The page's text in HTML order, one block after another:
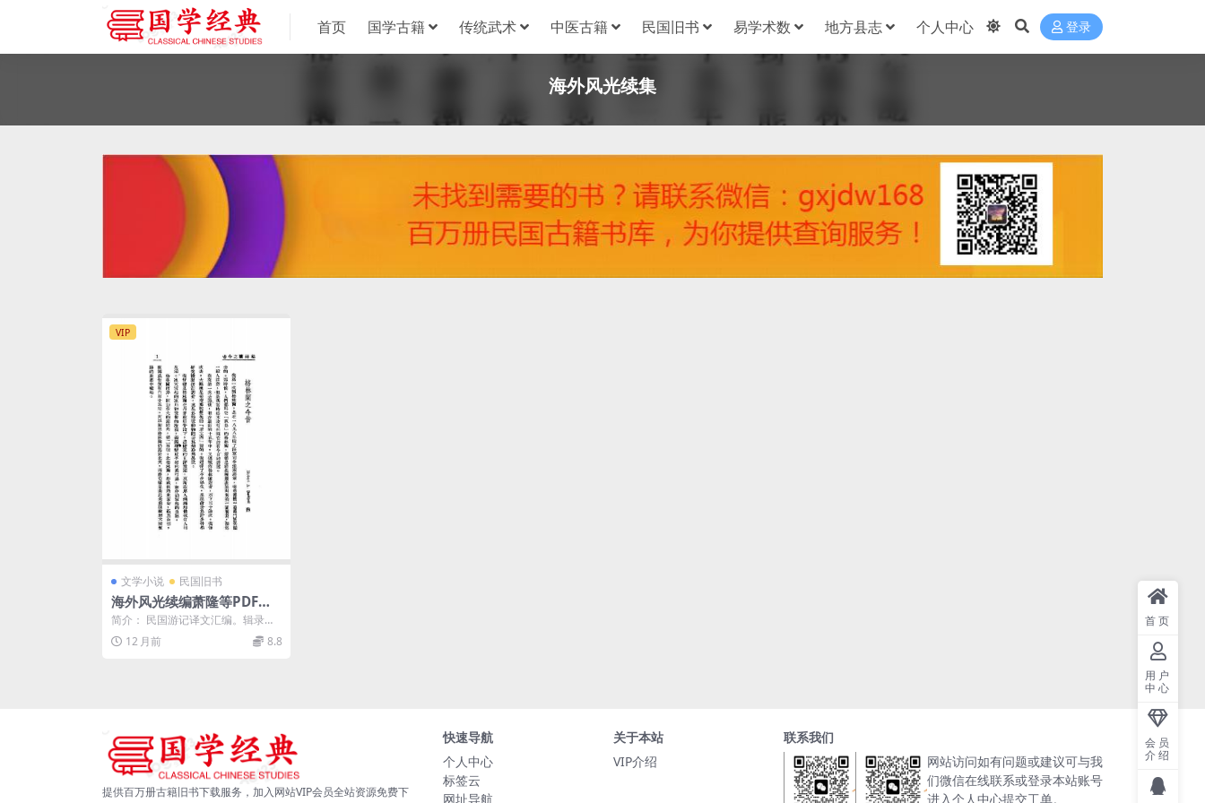
首页 国学古籍 传统武术 中医古籍 民国旧书 易学术数 地方县志 个人中心 登录
海外风光续集
VIP
文学小说 民国旧书
海外风光续编萧隆等PDF下
载,民国国外游记译著
简介： 民国游记译文汇编。辑录
《格林兰之今昔》、《拉伯兰人的
生活》、《芬兰民族性...
12 月前 8.8
提供百万册古籍旧书下载服务，加入网站VIP会员全站资源免费下
快速导航
个人中心
标签云
网址导航
关于本站
VIP介绍
联系我们
网站访问如有问题或建议可与我
们微信在线联系或登录本站账号
进入个人中心提交工单。
首页
用户
中心
会员
介绍